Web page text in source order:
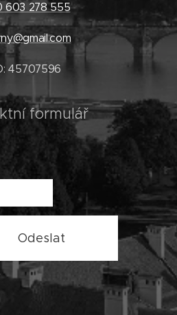
603 278 555
45707596
formulář
Odeslat